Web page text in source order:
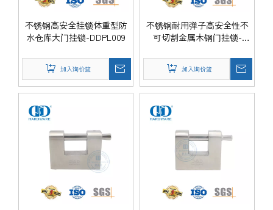
不锈钢高安全挂锁体重型防
水仓库大门挂锁-DDPL009
加入询价篮
不锈钢耐用弹子高安全性不
可切割金属木钢门挂锁-
加入询价篮